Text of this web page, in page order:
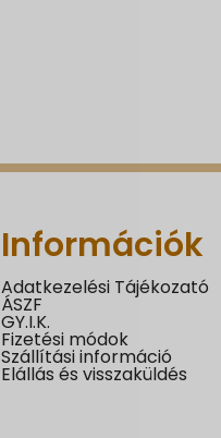
Információk
Adatkezelési Tájékozató
ÁSZF
GY.I.K.
Fizetési módok
Szállítási információ
Elállás és visszaküldés